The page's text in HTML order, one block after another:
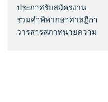
ประกาศรับสมัครงาน
รวมคำพิพากษาศาลฎีกา
วารสารสภาทนายความ